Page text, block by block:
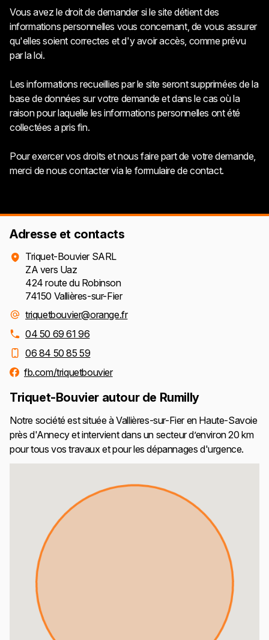
Vous avez le droit de demander si le site détient des
informations personnelles vous concernant, de vous assurer
qu'elles soient correctes et d'y avoir accès, comme prévu
par la loi.
Les informations recueillies par le site seront supprimées de la
base de données sur votre demande et dans le cas où la
raison pour laquelle les informations personnelles ont été
collectées a pris fin.
Pour exercer vos droits et nous faire part de votre demande,
merci de nous contacter via le formulaire de contact.
Adresse et contacts
Triquet-Bouvier SARL
ZA vers Uaz
424 route du Robinson
74150 Vallières-sur-Fier
triquetbouvier@orange.fr
04 50 69 61 96
06 84 50 85 59
fb.com/triquetbouvier
Triquet-Bouvier autour de Rumilly
Notre société est située à Vallières-sur-Fier en Haute-Savoie
près d'Annecy et intervient dans un secteur d’environ 20 km
pour tous vos travaux et pour les dépannages d'urgence.